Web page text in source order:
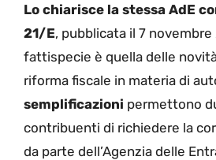
Lo chiarisce la stessa AdE
21/E, pubblicata il 7
fattispecie è quella delle
riforma fiscale in materia di
semplificazioni permettono
contribuenti di richiedere la
da parte dell’Agenzia delle